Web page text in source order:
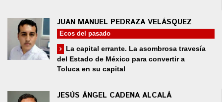
JUAN MANUEL PEDRAZA VELÁSQUEZ
Ecos del pasado
La capital errante. La asombrosa travesía
del Estado de México para convertir a
Toluca en su capital
JESÚS ÁNGEL CADENA ALCALÁ